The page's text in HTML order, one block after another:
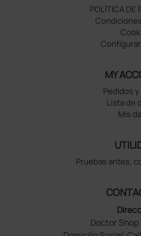
POLÍTICA DE
MY
Pedidos
Lista de
Mis
Pruebas antes,
Doctor Shop